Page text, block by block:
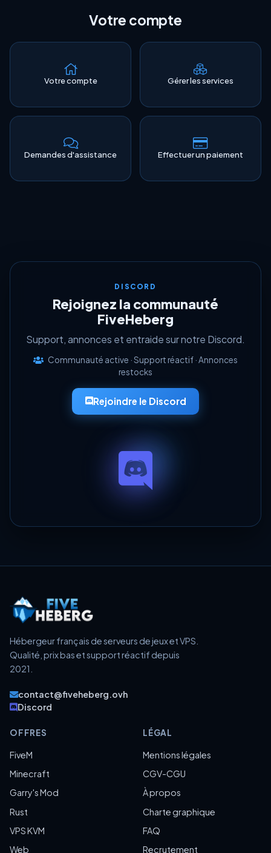
Votre compte
Votre compte Gérer les services
Demandes d'assistance Effectuer un paiement
DISCORD
Rejoignez la communauté
FiveHeberg
Support, annonces et entraide sur notre Discord.
Communauté active · Support réactif · Annonces
restocks
Rejoindre le Discord
Hébergeur français de serveurs de jeux et VPS.
Qualité, prix bas et support réactif depuis
2021.
contact@fiveheberg.ovh
Discord
OFFRES
FiveM
Minecraft
Garry's Mod
Rust
VPS KVM
Web
LÉGAL
Mentions légales
CGV-CGU
À propos
Charte graphique
FAQ
Recrutement